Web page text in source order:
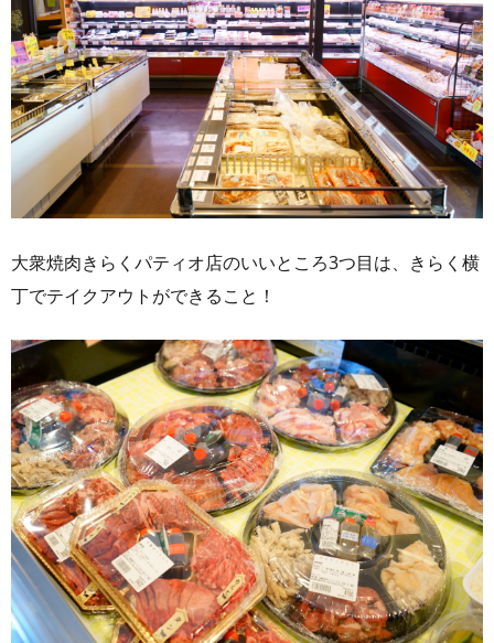
大衆焼肉きらくパティオ店のいいところ3つ目は、きらく横
丁でテイクアウトができること！